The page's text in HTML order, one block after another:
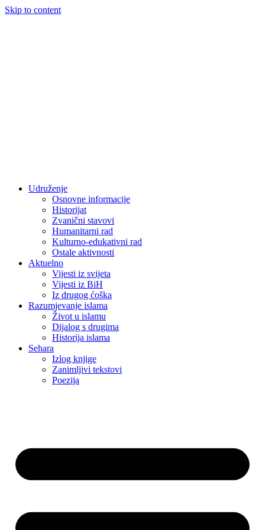
Skip to content
Udruženje
Osnovne informacije
Historijat
Zvanični stavovi
Humanitarni rad
Kulturno-edukativni rad
Ostale aktivnosti
Aktuelno
Vijesti iz svijeta
Vijesti iz BiH
Iz drugog ćoška
Razumjevanje islama
Život u islamu
Dijalog s drugima
Historija islama
Sehara
Izlog knjige
Zanimljivi tekstovi
Poezija